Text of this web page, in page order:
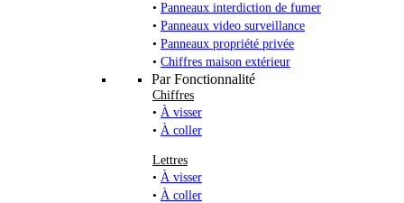
• Panneaux interdiction de fumer
• Panneaux video surveillance
• Panneaux propriété privée
• Chiffres maison extérieur
Par Fonctionnalité
Chiffres
• À visser
• À coller
Lettres
• À visser
• À coller